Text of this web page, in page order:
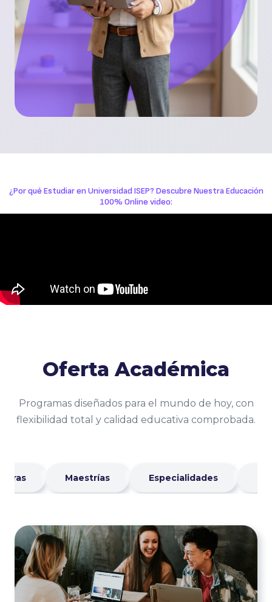
¿Por qué Estudiar en Universidad ISEP? Descubre Nuestra Educación
100% Online video:
Oferta Académica
Programas diseñados para el mundo de hoy, con
flexibilidad total y calidad educativa comprobada.
Maestrías Especialidades